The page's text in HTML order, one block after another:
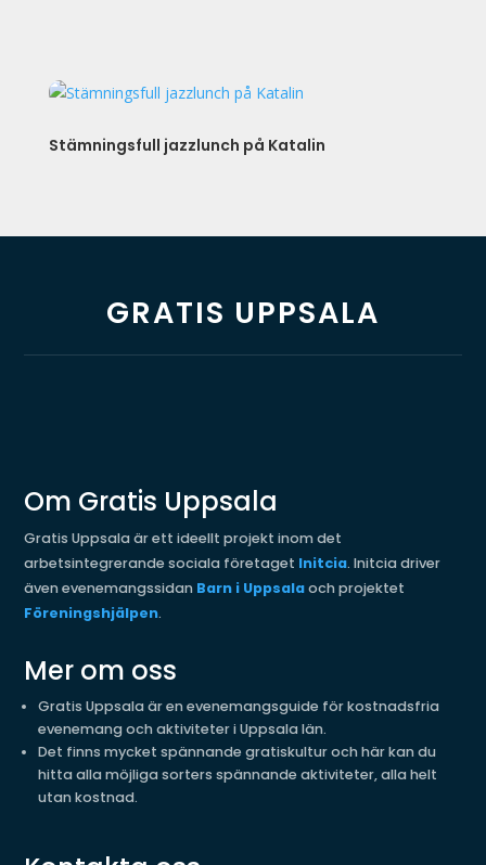
Stämningsfull jazzlunch på Katalin
GRATIS UPPSALA
Om Gratis Uppsala
Gratis Uppsala är ett ideellt projekt inom det
arbetsintegrerande sociala företaget Initcia. Initcia driver
även evenemangssidan Barn i Uppsalaoch projektet
Föreningshjälpen.
Mer om oss
Gratis Uppsala är en evenemangsguide för kostnadsfria
evenemang och aktiviteter i Uppsala län.
Det finns mycket spännande gratiskultur och här kan du
hitta alla möjliga sorters spännande aktiviteter, alla helt
utan kostnad.